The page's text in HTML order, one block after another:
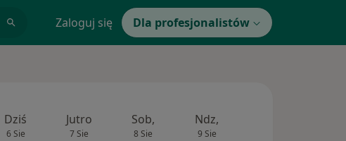
Zaloguj się Dla profesjonalistów
Dziś
6 Sie
Jutro
7 Sie
Sob,
8 Sie
Ndz,
9 Sie